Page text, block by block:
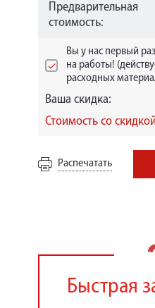
Предварительная
стоимость:
Вы у нас первый
на работы!
расходных
Ваша скидка:
Стоимость со
Распечатать
Быстрая